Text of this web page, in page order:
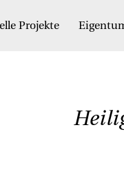
Projekte